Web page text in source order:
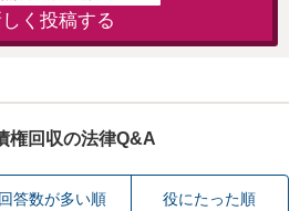
く投稿する
権回収の法律Q&A
回答数が多い順 役にたった順